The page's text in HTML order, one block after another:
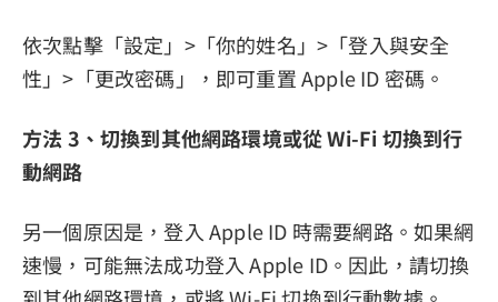
依次點擊「設定」>「你的姓名」>「登入與安全
性」>「更改密碼」，即可重置 Apple ID 密碼。
方法 3、切換到其他網路環境或從 Wi-Fi 切換到行
動網路
另一個原因是，登入 Apple ID 時需要網路。如果網
速慢，可能無法成功登入 Apple ID。因此，請切換